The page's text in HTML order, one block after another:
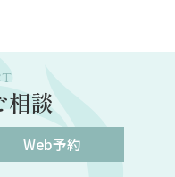
相談
Web予約